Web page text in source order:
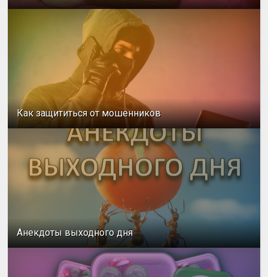
Как защититься от мошенников
Анекдоты выходного дня